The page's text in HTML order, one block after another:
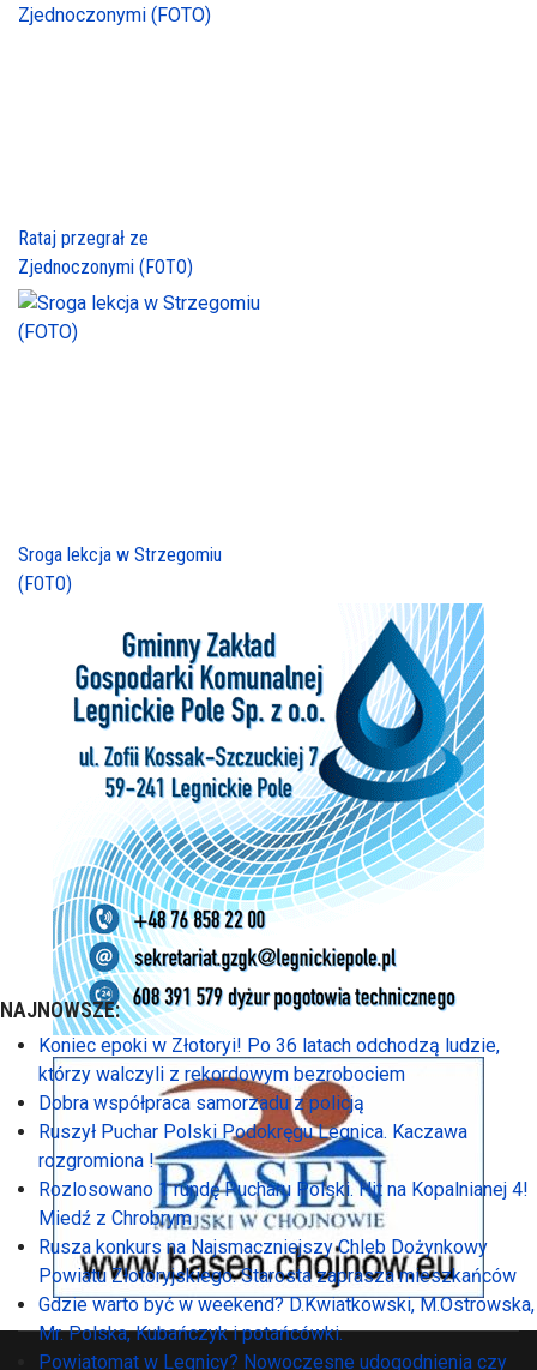
Rataj przegrał ze
Zjednoczonymi (FOTO)
Sroga lekcja w Strzegomiu
(FOTO)
NAJNOWSZE:
Koniec epoki w Złotoryi! Po 36 latach odchodzą ludzie,
którzy walczyli z rekordowym bezrobociem
Dobra współpraca samorzadu z policją
Ruszył Puchar Polski Podokręgu Legnica. Kaczawa
rozgromiona !
Rozlosowano 1 rundę Pucharu Polski. Hit na Kopalnianej 4!
Miedź z Chrobrym
Rusza konkurs na Najsmaczniejszy Chleb Dożynkowy
Powiatu Złotoryjskiego. Starosta zaprasza mieszkańców
Gdzie warto być w weekend? D.Kwiatkowski, M.Ostrowska,
Mr. Polska, Kubańczyk i potańcówki.
Powiatomat w Legnicy? Nowoczesne udogodnienia czy